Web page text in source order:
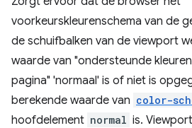
voorkeurskleurenschema van de
de schuifbalken van de viewport
waarde van "ondersteunde
pagina" 'normaal' is of niet is
berekende waarde van color-
hoofdelement normal is.